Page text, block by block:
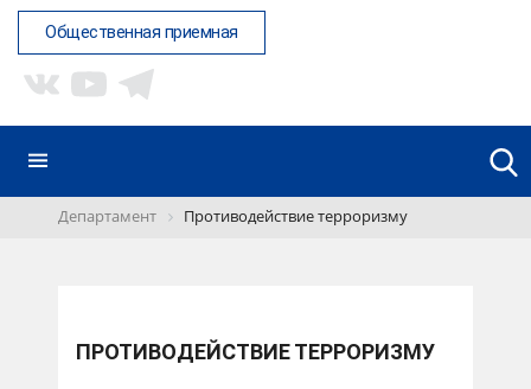
Общественная приемная
Департамент Противодействие терроризму
ПРОТИВОДЕЙСТВИЕ ТЕРРОРИЗМУ